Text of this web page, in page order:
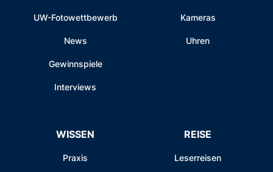
UW-Fotowettbewerb
News
Gewinnspiele
Interviews
Kameras
Uhren
WISSEN
Praxis
REISE
Leserreisen